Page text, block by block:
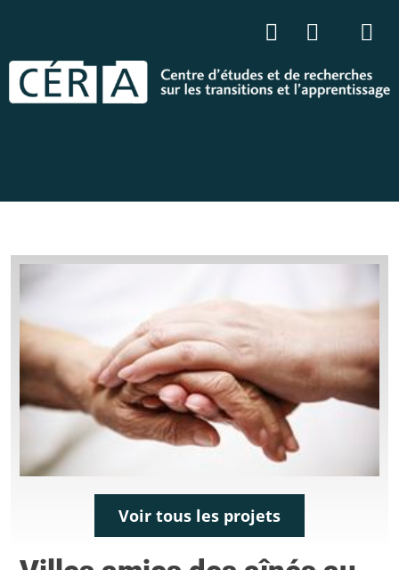
Voir tous les projets